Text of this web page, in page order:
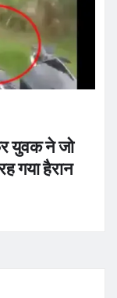
युवक ने जो
गया हैरान